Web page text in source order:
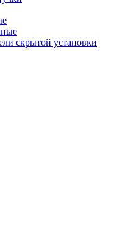
скрытой установки